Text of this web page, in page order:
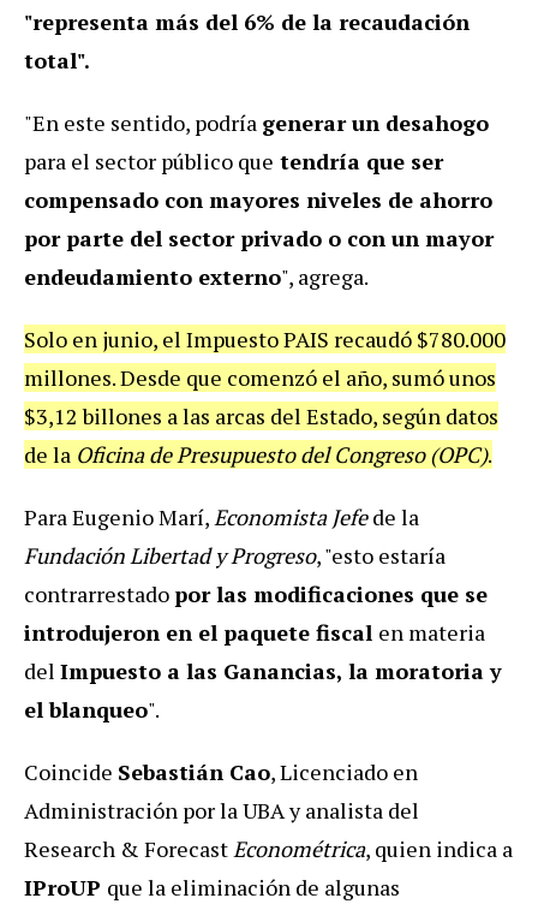
"representa más del 6% de la recaudación
total".
"En este sentido, podría generar un desahogo
para el sector público que tendría que ser
compensado con mayores niveles de ahorro
por parte del sector privado o con un mayor
endeudamiento externo", agrega.
Solo en junio, el Impuesto PAIS recaudó $780.000
millones. Desde que comenzó el año, sumó unos
$3,12 billones a las arcas del Estado, según datos
de la Oficina de Presupuesto del Congreso (OPC).
Para Eugenio Marí,Economista Jefede la
Fundación Libertad y Progreso, "esto estaría
contrarrestadopor las modificaciones que se
introdujeron en el paquete fiscal en materia
del Impuesto a las Ganancias, la moratoria y
el blanqueo".
Coincide Sebastián Cao, Licenciado en
Administración por la UBA y analista del
Research & ForecastEconométrica, quien indica a
IProUP que la eliminación de algunas